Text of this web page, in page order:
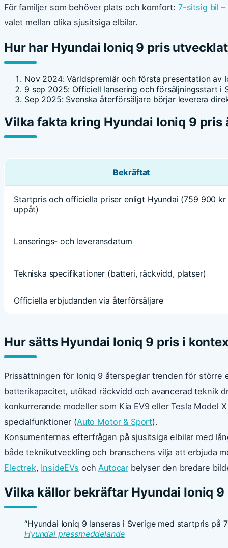
För familjer som behöver plats och komfort: 7-sitsig bil –
valet mellan olika sjusitsiga elbilar.
Hur har Hyundai Ioniq 9 pris
Nov 2024: Världspremiär och första presentation av
9 sep 2025: Officiell lansering och försäljningsstart i
Sep 2025: Svenska återförsäljare börjar leverera
Vilka fakta kring Hyundai Ioniq 9
Bekräftat
Startpris och officiella priser enligt Hyundai (759 900 kr
uppåt)
Lanserings- och leveransdatum
Tekniska specifikationer (batteri, räckvidd, platser)
Officiella erbjudanden via återförsäljare
Hur sätts Hyundai Ioniq 9 pris i
Prissättningen för Ioniq 9 återspeglar trenden för större
batterikapacitet, utökad räckvidd och avancerad teknik
konkurrerande modeller som Kia EV9 eller Tesla Model
specialfunktioner (Auto Motor & Sport).
Konsumenternas efterfrågan på sjusitsiga elbilar med
både teknikutveckling och branschens vilja att erbjuda
Electrek, InsideEVs och Autocar belyser den bredare
Vilka källor bekräftar Hyundai Ioniq 9
“Hyundai Ioniq 9 lanseras i Sverige med startpris på
Hyundai pressmeddelande